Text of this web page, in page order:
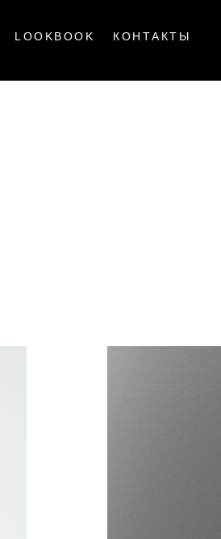
LOOKBOOK КОНТАКТЫ